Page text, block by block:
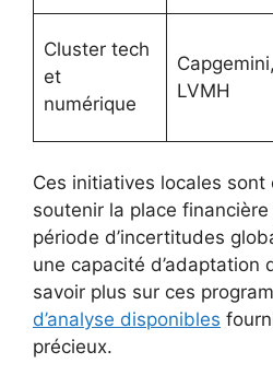
Cluster tech
et
numérique
Capgemini,
LVMH
Ces initiatives locales sont
soutenir la place
période d’incertitudes
une capacité d’adaptation
savoir plus sur ces
d’analyse disponibles
précieux.